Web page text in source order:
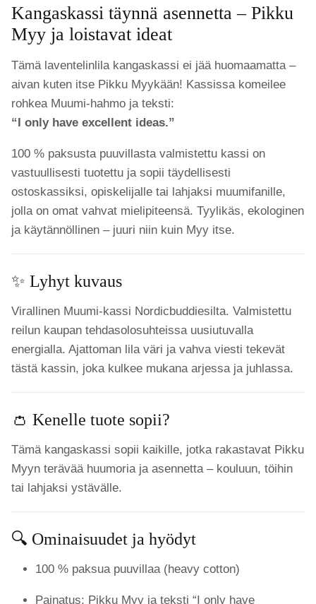
Kangaskassi täynnä asennetta – Pikku
Myy ja loistavat ideat
Tämä laventelinlila kangaskassi ei jää huomaamatta –
aivan kuten itse Pikku Myykään! Kassissa komeilee
rohkea Muumi-hahmo ja teksti:
“I only have excellent ideas.”
100 % paksusta puuvillasta valmistettu kassi on
vastuullisesti tuotettu ja sopii täydellisesti
ostoskassiksi, opiskelijalle tai lahjaksi muumifanille,
jolla on omat vahvat mielipiteensä. Tyylikäs, ekologinen
ja käytännöllinen – juuri niin kuin Myy itse.
✨ Lyhyt kuvaus
Virallinen Muumi-kassi Nordicbuddiesilta. Valmistettu
reilun kaupan tehdasolosuhteissa uusiutuvalla
energialla. Ajattoman lila väri ja vahva viesti tekevät
tästä kassin, joka kulkee mukana arjessa ja juhlassa.
👛 Kenelle tuote sopii?
Tämä kangaskassi sopii kaikille, jotka rakastavat Pikku
Myyn terävää huumoria ja asennetta – kouluun, töihin
tai lahjaksi ystävälle.
🔍 Ominaisuudet ja hyödyt
100 % paksua puuvillaa (heavy cotton)
Painatus: Pikku Myy ja teksti “I only have